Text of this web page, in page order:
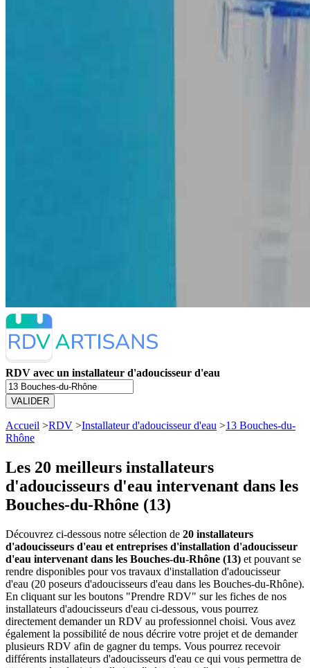
RDV avec un installateur d'adoucisseur d'eau
VALIDER
Accueil >RDV >Installateur d'adoucisseur d'eau >13 Bouches-du-
Rhône
Les 20 meilleurs installateurs
d'adoucisseurs d'eau intervenant dans les
Bouches-du-Rhône (13)
Découvrez ci-dessous notre sélection de 20 installateurs
d'adoucisseurs d'eau et entreprises d'installation d'adoucisseur
d'eau intervenant dans les Bouches-du-Rhône (13) et pouvant se
rendre disponibles pour vos travaux d'installation d'adoucisseur
d'eau (20 poseurs d'adoucisseurs d'eau dans les Bouches-du-Rhône).
En cliquant sur les boutons "Prendre RDV" sur les fiches de nos
installateurs d'adoucisseurs d'eau ci-dessous, vous pourrez
directement demander un RDV au professionnel choisi. Vous avez
également la possibilité de nous décrire votre projet et de demander
plusieurs RDV afin de gagner du temps. Vous pourrez recevoir
différents installateurs d'adoucisseurs d'eau ce qui vous permettra de